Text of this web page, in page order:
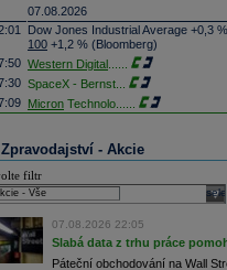
07.08.2026
Dow Jones Industrial Average +0,3
100 +1,2 % (Bloomberg)
Western Digital
SpaceX - Bernst
Micron Technolo
Objem obchodů s akciemi na
obchodů za poslední rok je 0,665
Zvýšení výroby balistických střel
nějakou dobu potrvá. Agentuře
Armin Papperger. Společná výroba
doplnit arzenál Spojeným státům,
(ČTK)
Conocophillips
Zpravodajství - Akcie
filtr
07.08.2026 22:05
Slabá data z trhu práce
Páteční obchodování na Wall